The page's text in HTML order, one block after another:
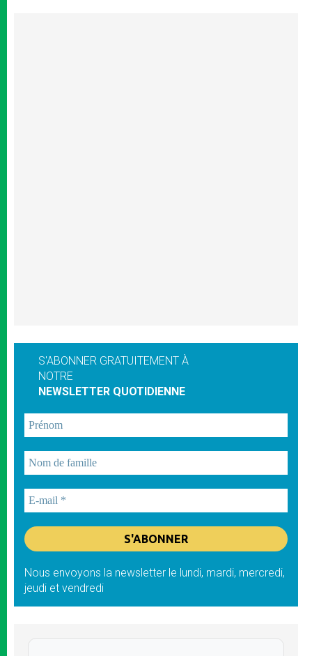
S'ABONNER GRATUITEMENT À
NOTRE
NEWSLETTER QUOTIDIENNE
Nous envoyons la newsletter le lundi, mardi, mercredi,
jeudi et vendredi